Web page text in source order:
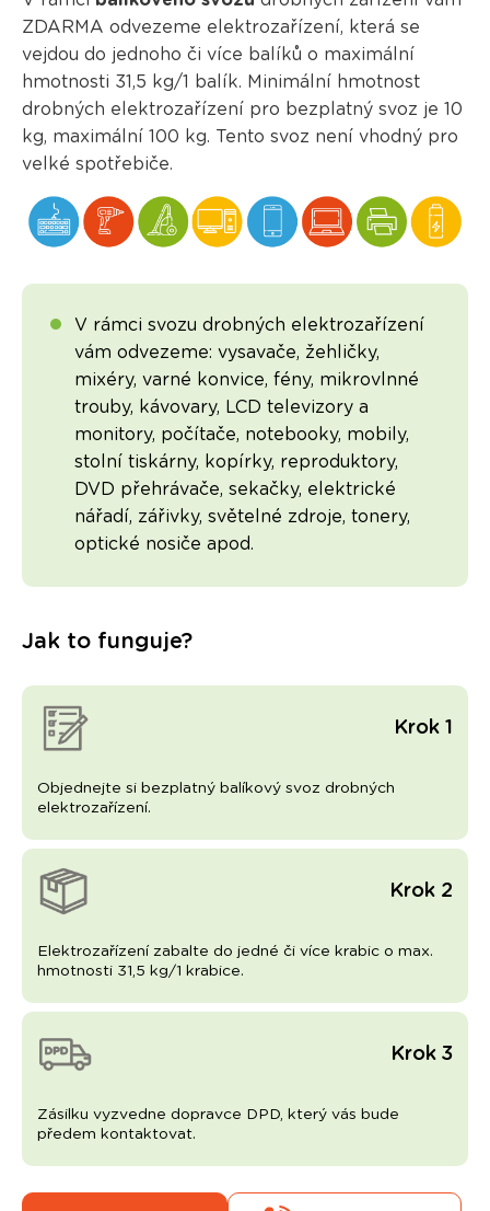
ZDARMA odvezeme elektrozařízení, která se
vejdou do jednoho či více balíků o maximální
hmotnosti 31,5 kg/1 balík. Minimální hmotnost
drobných elektrozařízení pro bezplatný svoz je 10
kg, maximální 100 kg. Tento svoz není vhodný pro
velké spotřebiče.
V rámci svozu drobných elektrozařízení
vám odvezeme: vysavače, žehličky,
mixéry, varné konvice, fény, mikrovlnné
trouby, kávovary, LCD televizory a
monitory, počítače, notebooky, mobily,
stolní tiskárny, kopírky, reproduktory,
DVD přehrávače, sekačky, elektrické
nářadí, zářivky, světelné zdroje, tonery,
optické nosiče apod.
Jak to funguje?
Krok 1
Objednejte si bezplatný balíkový svoz drobných
elektrozařízení.
Krok 2
Elektrozařízení zabalte do jedné či více krabic o max.
hmotnosti 31,5 kg/1 krabice.
Krok 3
Zásilku vyzvedne dopravce DPD, který vás bude
předem kontaktovat.